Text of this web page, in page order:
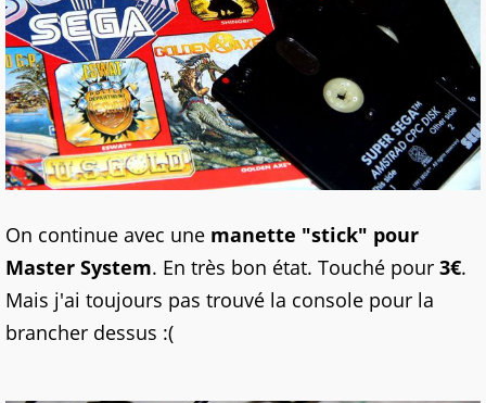
On continue avec une manette "stick" pour
Master System. En très bon état. Touché pour 3€.
Mais j'ai toujours pas trouvé la console pour la
brancher dessus :(